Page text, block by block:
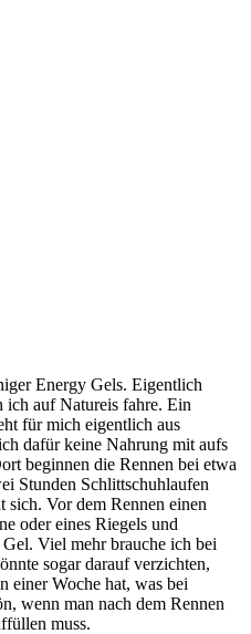
Energy Gels. Eigentlich
ich auf Natureis fahre. Ein
für mich eigentlich aus
dafür keine Nahrung mit aufs
beginnen die Rennen bei etwa
Stunden Schlittschuhlaufen
sich. Vor dem Rennen einen
oder eines Riegels und
Viel mehr brauche ich bei
sogar darauf verzichten,
einer Woche hat, was bei
wenn man nach dem Rennen
muss.